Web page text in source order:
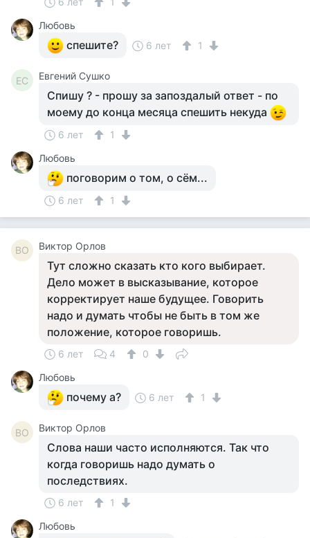
Любовь
спешите? 6 лет 1
ЕС Евгений Сушко
Спишу ? - прошу за запоздалый ответ - по
моему до конца месяца спешить некуда
6 лет
1
Любовь
поговорим о том, о сём...
6 лет 1
ВО Виктор Орлов
Тут сложно сказать кто кого выбирает.
Дело может в высказывание, которое
корректирует наше будущее. Говорить
надо и думать чтобы не быть в том же
положение, которое говоришь.
6 лет 4
0
Любовь
почему а? 6 лет 1
ВО Виктор Орлов
Слова наши часто исполняются. Так что
когда говоришь надо думать о
последствиях.
6 лет
1
Любовь